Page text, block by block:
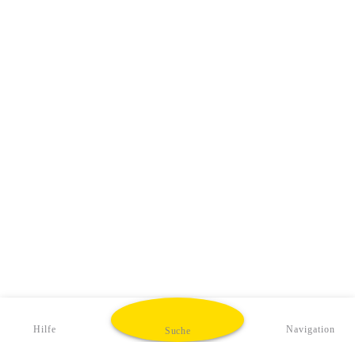
Hilfe Suche Navigation